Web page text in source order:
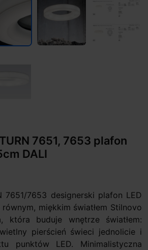
7651, 7653 plafon
DALI
7651/7653 designerski plafon LED
miękkim światłem Stilnovo
która buduje wnętrze światłem:
pierścień świeci jednolicie i
punktów LED. Minimalistyczna